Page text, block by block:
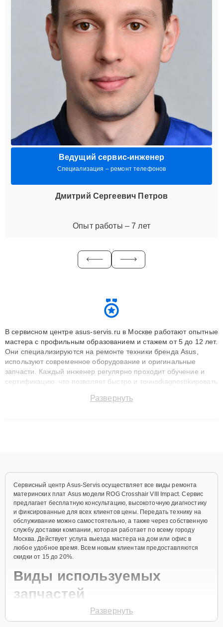
Ведущий сервис-инженер
Специализация – ремонт телефонов
Дмитрий Сергеевич Петров
Опыт работы – 7 лет
В сервисном центре asus-servis.ru в Москве работают опытные
мастера с профильным образованием и стажем от 5 до 12 лет.
Они специализируются на ремонте техники бренда Asus,
используют современное оборудование и оригинальные
запчасти. Каждый инженер регулярно проходит обучение и
сертификацию, что позволяет быстро и точноdiagnostikировать
до 3 лет. Наши мастера решают сложные случаи: от замены
Развернуть
Сервисный центр Asus-Servis осуществляет все виды ремонта
материнских плат Asus модели ROG Crosshair VIII Impact. Сервис
предлагает бесплатную консультацию, высокоточную диагностику
и фиксированные для всех клиентов цены. Передать технику на
обслуживание можно самостоятельно, а также через собственную
службу доставки компании, которая работает по всему городу
Москва. Действует услуга выезда мастера на дом или офис в
любое удобное время. Всем новым клиентам предоставляются
скидки от 15 до 20%.
Виды используемых
запчастей
Для ремонта материнской платы модели ROG Crosshair VIII Impact
Развернуть